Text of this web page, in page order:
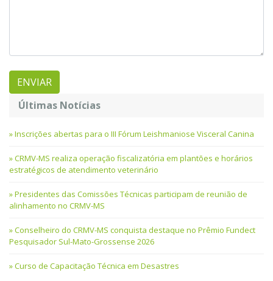
Últimas Notícias
Inscrições abertas para o III Fórum Leishmaniose Visceral Canina
CRMV-MS realiza operação fiscalizatória em plantões e horários
estratégicos de atendimento veterinário
Presidentes das Comissões Técnicas participam de reunião de
alinhamento no CRMV-MS
Conselheiro do CRMV-MS conquista destaque no Prêmio Fundect
Pesquisador Sul-Mato-Grossense 2026
Curso de Capacitação Técnica em Desastres